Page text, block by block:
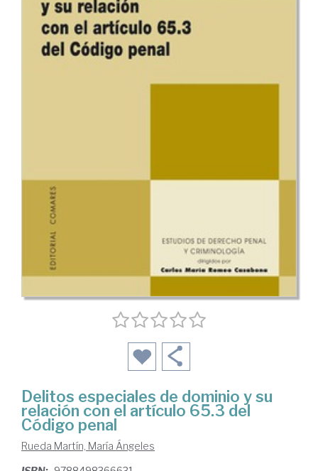
Delitos especiales de dominio y su
relación con el artículo 65.3 del
Código penal
Rueda Martín, María Ángeles